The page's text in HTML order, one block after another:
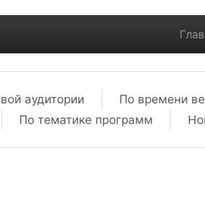
аудитории По времени
По тематике программ